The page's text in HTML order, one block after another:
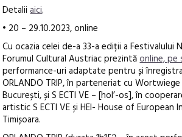
Detaliiaici.
• 20 – 29.10.2023, online
Cu ocazia celei de-a 33-a ediții a Festivalului
Forumul Cultural Austriac prezintăonline, pe
performance-uri adaptate pentru și
ORLANDO TRIP, în parteneriat cu
București, și S ECTI VE – [hol’-os], în
artistic S ECTI VE și HEI- House of
Timișoara.